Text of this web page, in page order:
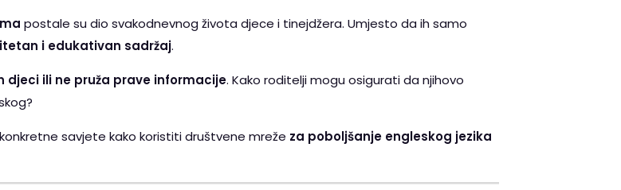
postale su dio svakodnevnog života djece i tinejdžera. Umjesto da ih samo
i edukativan sadržaj.
djeci ili ne pruža prave informacije. Kako roditelji mogu osigurati da njihovo
savjete kako koristiti društvene mreže za poboljšanje engleskog jezika